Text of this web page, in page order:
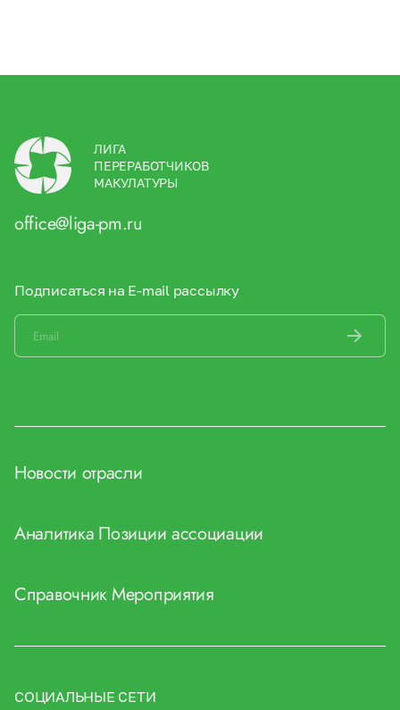
ЛИГА
ПЕРЕРАБОТЧИКОВ
МАКУЛАТУРЫ
office@liga-pm.ru
Подписаться на E-mail рассылку
Новости отрасли
Аналитика Позиции ассоциации
СправочникМероприятия
СОЦИАЛЬНЫЕ СЕТИ